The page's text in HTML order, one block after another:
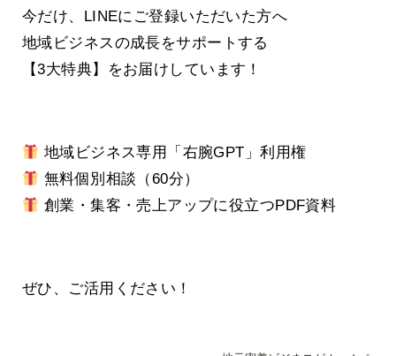
今だけ、LINEにご登録いただいた方へ
地域ビジネスの成長をサポートする
【3大特典】をお届けしています！
地域ビジネス専用「右腕GPT」利用権
無料個別相談（60分）
創業・集客・売上アップに役立つPDF資料
ぜひ、ご活用ください！